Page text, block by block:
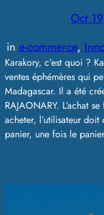
Oct
in e-commerce,
Karakory, c’est quoi ?
ventes éphémères qui
Madagascar. Il a été
RAJAONARY. L’achat
acheter, l’utilisateur
panier, une fois le